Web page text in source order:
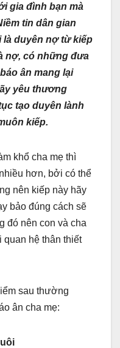
gia đình bạn mà
tin dân gian
là duyên nợ từ kiếp
nợ, có những đưa
ân mang lại
yêu thương
tạo duyên lành
kiếp.
khổ cha mẹ thì
hơn, bởi có thể
nên kiếp này hãy
bảo đúng cách sẽ
đó nên con và cha
quan hệ thân thiết
sau thường
ân cha mẹ: